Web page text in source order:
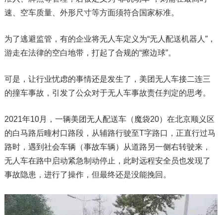
速、空车质量、外形尺寸等方面须符合国家标准。
为了逃避监管，有的企业将无人车定义为“无人配送机器人”，
游走在法律的空白地带，打起了合规的“擦边球”。
可是，让行业忧虑的事情还是发生了，美团无人车接二连三
的撞车事故，引发了公众对于无人车事故责任判定的思考。
2021年10月，一辆美团无人配送车（魔袋20）在北京顺义区
的白马路后疃村口路段，从辅路行驶至T字路口，正直行过马
路时，遇到社会车辆（事故车辆）从道路另一侧右转驶来，
无人车在路中启动紧急制动停止，此时远程安全员也发现了
事故隐患，进行了操作，但最终还是没能挽回。